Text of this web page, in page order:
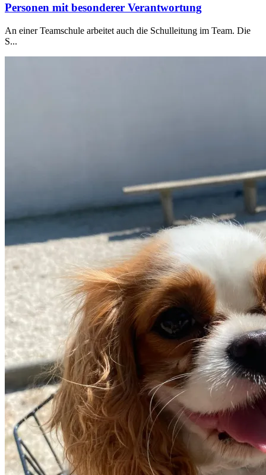
Personen mit besonderer Verantwortung
An einer Teamschule arbeitet auch die Schulleitung im Team. Die
S...